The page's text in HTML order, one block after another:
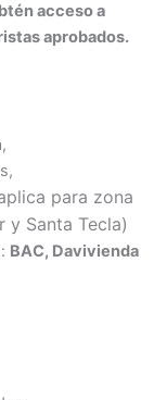
acceso a
aprobados.
para zona
y Santa Tecla)
BAC, Davivienda